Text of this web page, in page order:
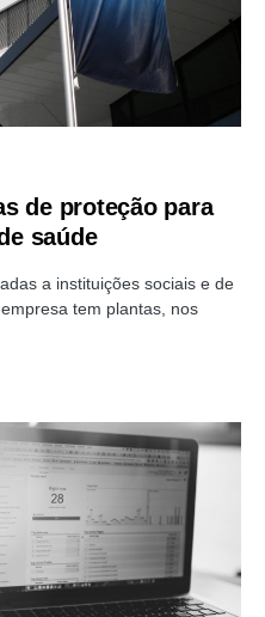
de proteção para
saúde
a instituições sociais e de
tem plantas, nos